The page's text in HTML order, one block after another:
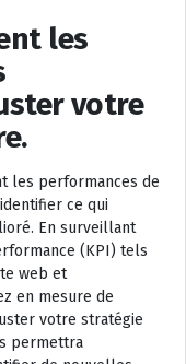
les
votre
les performances de
ce qui
En surveillant
(KPI) tels
web et
en mesure de
votre stratégie
permettra